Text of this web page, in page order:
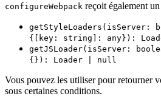
configureWebpack reçoit également
getStyleLoaders(isServer:
{[key: string]: any}):
getJSLoader(isServer:
{}): Loader | null
Vous pouvez les utiliser pour retourner
sous certaines conditions.